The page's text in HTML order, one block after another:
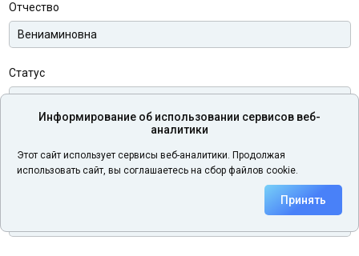
Отчество
Статус
Информирование об использовании сервисов веб-
аналитики
Этот сайт использует сервисы веб-аналитики. Продолжая
использовать сайт, вы соглашаетесь на сбор файлов cookie.
Принять